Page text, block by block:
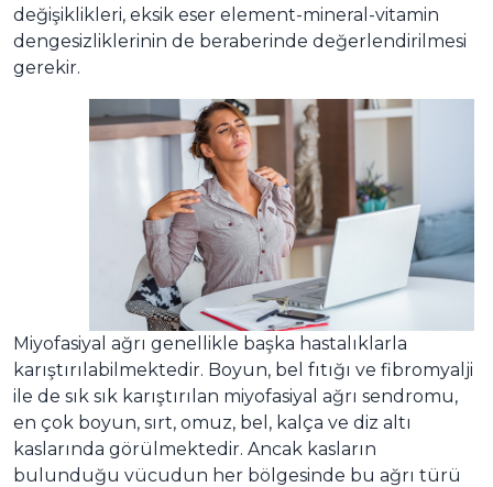
değişiklikleri, eksik eser element-mineral-vitamin
dengesizliklerinin de beraberinde değerlendirilmesi
gerekir.
Miyofasiyal ağrı genellikle başka hastalıklarla
karıştırılabilmektedir. Boyun, bel fıtığı ve fibromyalji
ile de sık sık karıştırılan miyofasiyal ağrı sendromu,
en çok boyun, sırt, omuz, bel, kalça ve diz altı
kaslarında görülmektedir. Ancak kasların
bulunduğu vücudun her bölgesinde bu ağrı türü